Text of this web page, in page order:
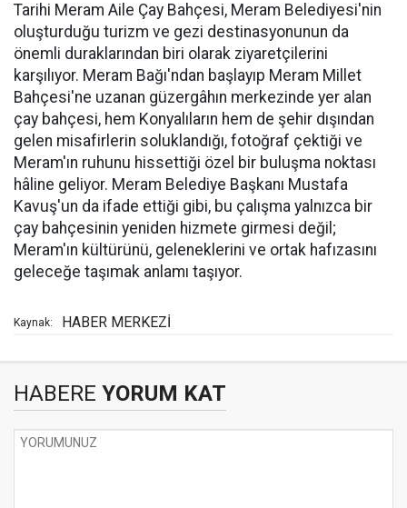
Tarihi Meram Aile Çay Bahçesi, Meram Belediyesi'nin
oluşturduğu turizm ve gezi destinasyonunun da
önemli duraklarından biri olarak ziyaretçilerini
karşılıyor. Meram Bağı'ndan başlayıp Meram Millet
Bahçesi'ne uzanan güzergâhın merkezinde yer alan
çay bahçesi, hem Konyalıların hem de şehir dışından
gelen misafirlerin soluklandığı, fotoğraf çektiği ve
Meram'ın ruhunu hissettiği özel bir buluşma noktası
hâline geliyor. Meram Belediye Başkanı Mustafa
Kavuş'un da ifade ettiği gibi, bu çalışma yalnızca bir
çay bahçesinin yeniden hizmete girmesi değil;
Meram'ın kültürünü, geleneklerini ve ortak hafızasını
geleceğe taşımak anlamı taşıyor.
Kaynak: HABER MERKEZİ
HABERE YORUM KAT